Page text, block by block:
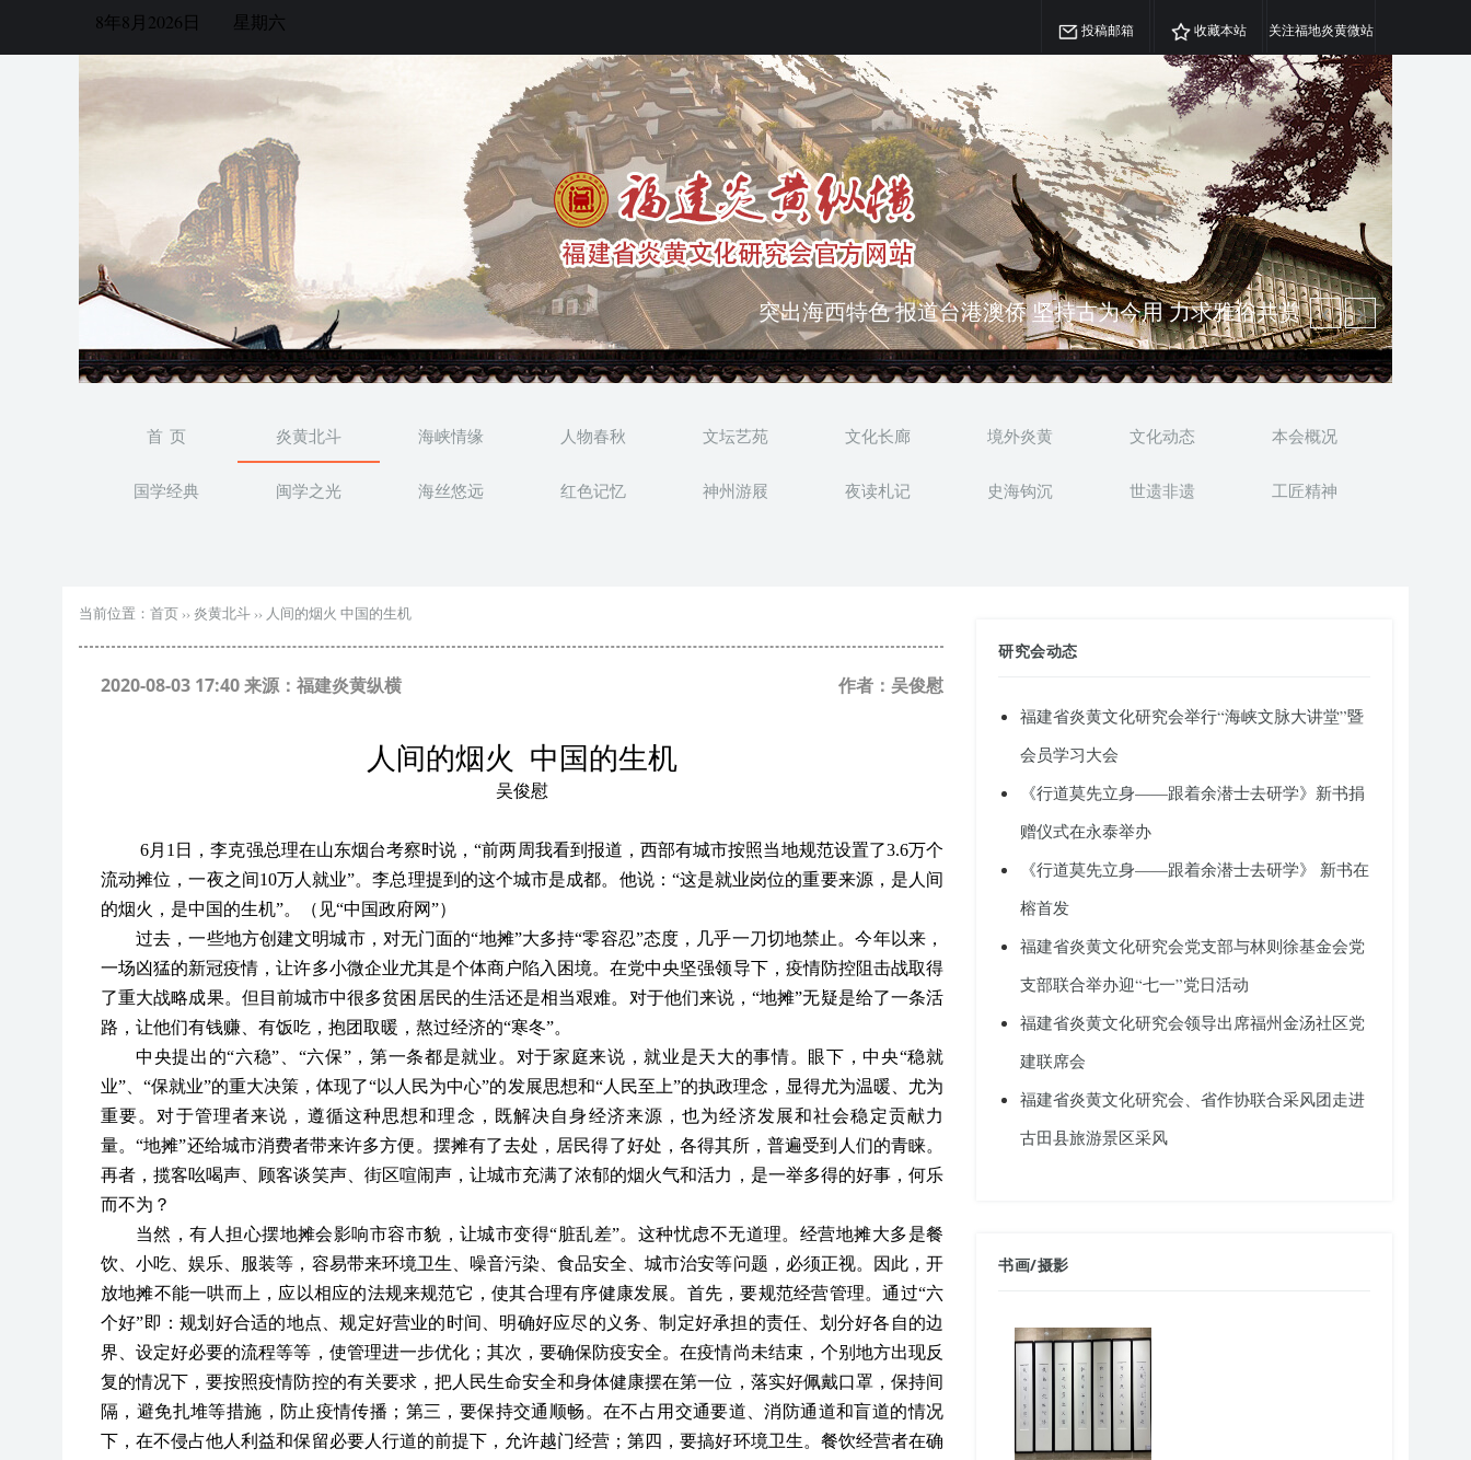
8年8月2026日 星期六 投稿邮箱 收藏本站 关注福地炎黄微站
突出海西特色 报道台港澳侨 坚持古为今用 力求雅俗共赏
弘扬优秀文化 振奋民族精神 介绍民族瑰宝 宣传中华精英
首 页 炎黄北斗 海峡情缘 人物春秋 文坛艺苑 文化长廊 境外炎黄 文化动态 本会概况
国学经典 闽学之光 海丝悠远 红色记忆 神州游屐 夜读札记 史海钩沉 世遗非遗 工匠精神
当前位置： 首页 ›› 炎黄北斗 ›› 人间的烟火 中国的生机
2020-08-03 17:40 来源：福建炎黄纵横 作者：吴俊慰
人间的烟火 中国的生机
吴俊慰
6月1日，李克强总理在山东烟台考察时说，“前两周我看到报道，西部有城市按照当地规范设置了3.6万个
流动摊位，一夜之间10万人就业”。李总理提到的这个城市是成都。他说：“这是就业岗位的重要来源，是人间
的烟火，是中国的生机”。（见“中国政府网”）
过去，一些地方创建文明城市，对无门面的“地摊”大多持“零容忍”态度，几乎一刀切地禁止。今年以来，
一场凶猛的新冠疫情，让许多小微企业尤其是个体商户陷入困境。在党中央坚强领导下，疫情防控阻击战取得
了重大战略成果。但目前城市中很多贫困居民的生活还是相当艰难。对于他们来说，“地摊”无疑是给了一条活
路，让他们有钱赚、有饭吃，抱团取暖，熬过经济的“寒冬”。
中央提出的“六稳”、“六保”，第一条都是就业。对于家庭来说，就业是天大的事情。眼下，中央“稳就
业”、“保就业”的重大决策，体现了“以人民为中心”的发展思想和“人民至上”的执政理念，显得尤为温暖、尤为
重要。对于管理者来说，遵循这种思想和理念，既解决自身经济来源，也为经济发展和社会稳定贡献力
量。“地摊”还给城市消费者带来许多方便。摆摊有了去处，居民得了好处，各得其所，普遍受到人们的青睐。
再者，揽客吆喝声、顾客谈笑声、街区喧闹声，让城市充满了浓郁的烟火气和活力，是一举多得的好事，何乐
而不为？
当然，有人担心摆地摊会影响市容市貌，让城市变得“脏乱差”。这种忧虑不无道理。经营地摊大多是餐
饮、小吃、娱乐、服装等，容易带来环境卫生、噪音污染、食品安全、城市治安等问题，必须正视。因此，开
放地摊不能一哄而上，应以相应的法规来规范它，使其合理有序健康发展。首先，要规范经营管理。通过“六
个好”即：规划好合适的地点、规定好营业的时间、明确好应尽的义务、制定好承担的责任、划分好各自的边
界、设定好必要的流程等等，使管理进一步优化；其次，要确保防疫安全。在疫情尚未结束，个别地方出现反
复的情况下，要按照疫情防控的有关要求，把人民生命安全和身体健康摆在第一位，落实好佩戴口罩，保持间
隔，避免扎堆等措施，防止疫情传播；第三，要保持交通顺畅。在不占用交通要道、消防通道和盲道的情况
下，在不侵占他人利益和保留必要人行道的前提下，允许越门经营；第四，要搞好环境卫生。餐饮经营者在确
研究会动态
福建省炎黄文化研究会举行“海峡文脉大讲堂”暨
会员学习大会
《行道莫先立身——跟着余潜士去研学》新书捐
赠仪式在永泰举办
《行道莫先立身——跟着余潜士去研学》 新书在
榕首发
福建省炎黄文化研究会党支部与林则徐基金会党
支部联合举办迎“七一”党日活动
福建省炎黄文化研究会领导出席福州金汤社区党
建联席会
福建省炎黄文化研究会、省作协联合采风团走进
古田县旅游景区采风
书画/摄影